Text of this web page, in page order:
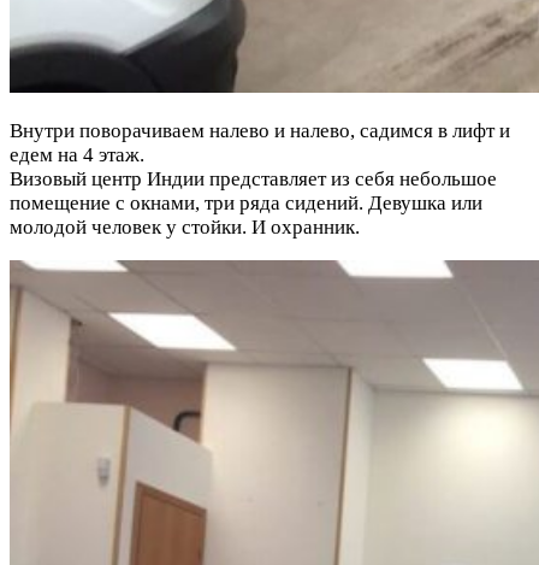
Внутри поворачиваем налево и налево, садимся в лифт и
едем на 4 этаж.
Визовый центр Индии представляет из себя небольшое
помещение с окнами, три ряда сидений. Девушка или
молодой человек у стойки. И охранник.